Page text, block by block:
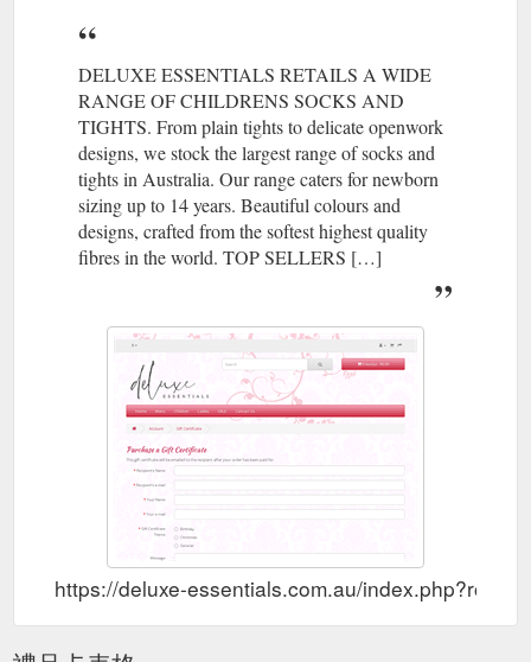
DELUXE ESSENTIALS RETAILS A WIDE
RANGE OF CHILDRENS SOCKS AND
TIGHTS. From plain tights to delicate openwork
designs, we stock the largest range of socks and
tights in Australia. Our range caters for newborn
sizing up to 14 years. Beautiful colours and
designs, crafted from the softest highest quality
fibres in the world. TOP SELLERS […]
https://deluxe-essentials.com.au/